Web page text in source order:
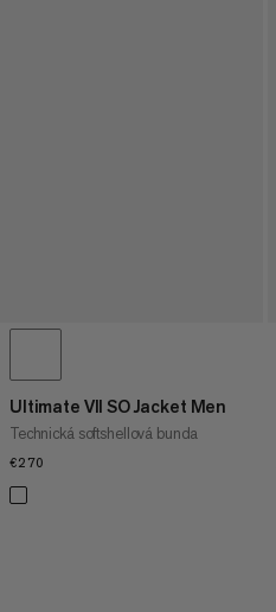
Ultimate VII SO Jacket Men
Technická softshellová bunda
€270